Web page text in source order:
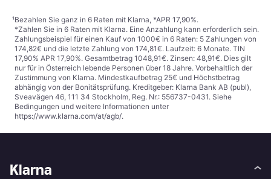
¹Bezahlen Sie ganz in 6 Raten mit Klarna, *APR 17,90%.
*Zahlen Sie in 6 Raten mit Klarna. Eine Anzahlung kann erforderlich sein.
Zahlungsbeispiel für einen Kauf von 1000€ in 6 Raten: 5 Zahlungen von
174,82€ und die letzte Zahlung von 174,81€. Laufzeit: 6 Monate. TIN
17,90% APR 17,90%. Gesamtbetrag 1048,91€. Zinsen: 48,91€. Dies gilt
nur für in Österreich lebende Personen über 18 Jahre. Vorbehaltlich der
Zustimmung von Klarna. Mindestkaufbetrag 25€ und Höchstbetrag
abhängig von der Bonitätsprüfung. Kreditgeber: Klarna Bank AB (publ),
Sveavägen 46, 111 34 Stockholm, Reg. Nr.: 556737-0431. Siehe
Bedingungen und weitere Informationen unter
https://www.klarna.com/at/agb/.
Klarna